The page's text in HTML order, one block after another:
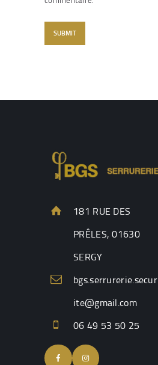
181 RUE DES
PRÊLES, 01630
SERGY
bgs.serrurerie.secur
ite@gmail.com
06 49 53 50 25